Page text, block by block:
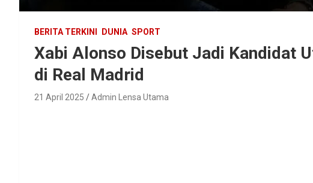
BERITA TERKINI DUNIA SPORT
Xabi Alonso Disebut Jadi Kandidat
di Real Madrid
21 April 2025 Admin Lensa Utama